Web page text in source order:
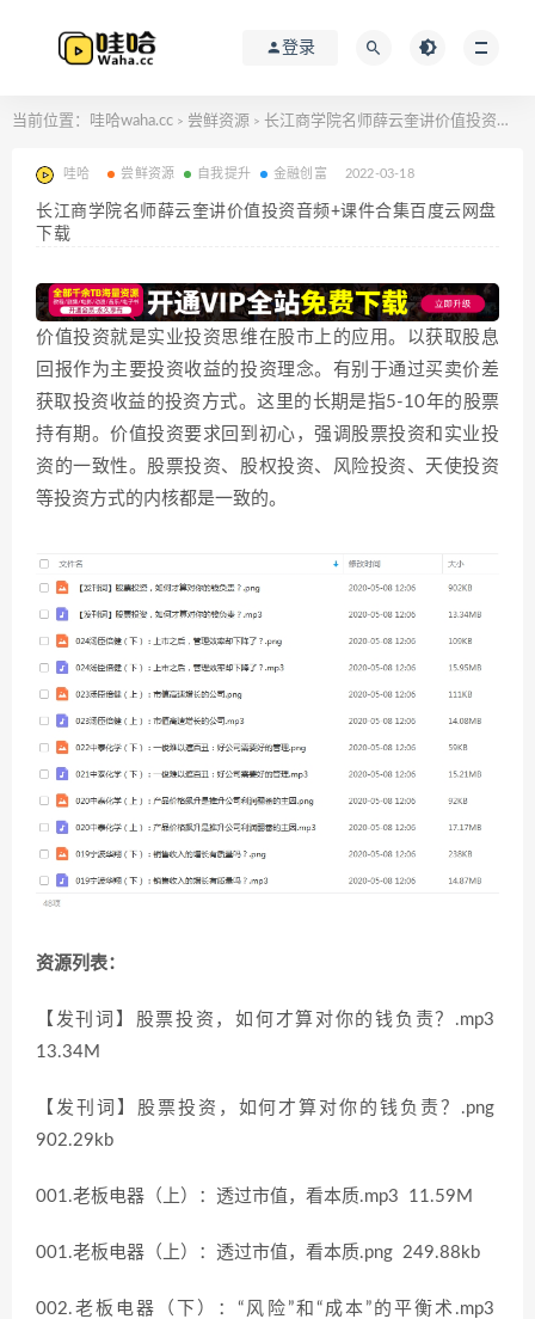
登录
当前位置： 哇哈waha.cc > 尝鲜资源 > 长江商学院名师薛云奎讲价值投资音频+课件合集百度云网盘下载
哇哈 尝鲜资源 自我提升 金融创富 2022-03-18
长江商学院名师薛云奎讲价值投资音频+课件合集百度云网盘
下载
价值投资就是实业投资思维在股市上的应用。以获取股息
回报作为主要投资收益的投资理念。有别于通过买卖价差
获取投资收益的投资方式。这里的长期是指5-10年的股票
持有期。价值投资要求回到初心，强调股票投资和实业投
资的一致性。股票投资、股权投资、风险投资、天使投资
等投资方式的内核都是一致的。
资源列表：
【发刊词】股票投资，如何才算对你的钱负责？.mp3
13.34M
【发刊词】股票投资，如何才算对你的钱负责？.png
902.29kb
001.老板电器（上）：透过市值，看本质.mp3 11.59M
001.老板电器（上）：透过市值，看本质.png 249.88kb
002.老板电器（下）：“风险”和“成本”的平衡术.mp3